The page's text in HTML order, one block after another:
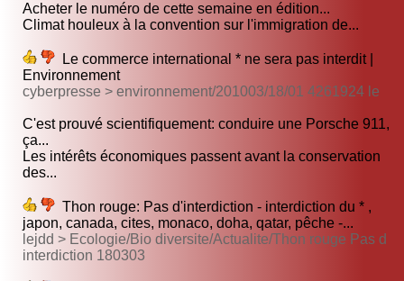
Acheter le numéro de cette semaine en édition...
Climat houleux à la convention sur l'immigration de...
Le commerce international * ne sera pas interdit |
Environnement
cyberpresse > environnement/201003/18/01 4261924 le
C'est prouvé scientifiquement: conduire une Porsche 911,
ça...
Les intérêts économiques passent avant la conservation
des...
Thon rouge: Pas d'interdiction - interdiction du * ,
japon, canada, cites, monaco, doha, qatar, pêche -...
lejdd > Ecologie/Bio diversite/Actualite/Thon rouge Pas d
interdiction 180303